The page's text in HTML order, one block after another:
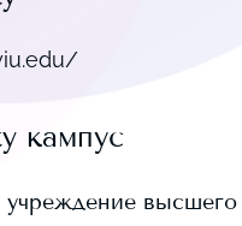
кампус